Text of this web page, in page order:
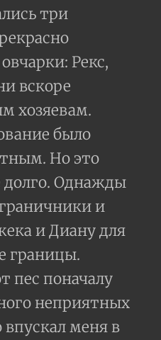
три
Рекс,
вскоре
хозяевам.
было
Но это
долго. Однажды
и
и Диану для
границы.
пес поначалу
неприятных
меня в